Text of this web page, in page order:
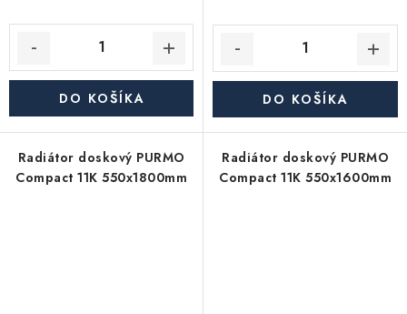
DO KOŠÍKA DO KOŠÍKA
Radiátor doskový PURMO
Compact 11K 550x1800mm
Radiátor doskový PURMO
Compact 11K 550x1600mm